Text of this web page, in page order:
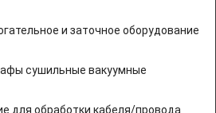
и заточное оборудование
сушильные вакуумные
для обработки кабеля/провода